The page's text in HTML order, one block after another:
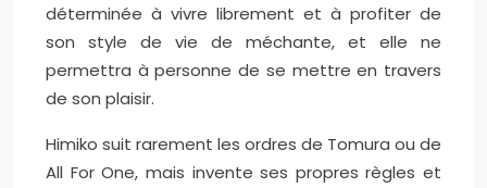
déterminée à vivre librement et à profiter de
son style de vie de méchante, et elle ne
permettra à personne de se mettre en travers
de son plaisir.
Himiko suit rarement les ordres de Tomura ou de
All For One, mais invente ses propres règles et